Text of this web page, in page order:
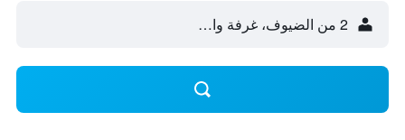
2 من الضيوف، غرفة واحدة